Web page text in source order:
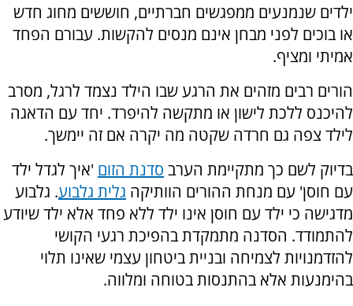
ילדים שנמנעים ממפגשים חברתיים, חוששים מחוג חדש
או בוכים לפני מבחן אינם מנסים להקשות. עבורם הפחד
אמיתי ומציף.
הורים רבים מזהים את הרגע שבו הילד נצמד לרגל, מסרב
להיכנס ללכת לישון או מתקשה להיפרד. יחד עם הדאגה
לילד צפה גם חרדה שקטה מה יקרה אם זה יימשך.
בדיוק לשם כך מתקיימת הערב סדנת הזום 'איך לגדל ילד
עם חוסן' עם מנחת ההורים הוותיקה גלית גלבוע. גלבוע
מדגישה כי ילד עם חוסן אינו ילד ללא פחד אלא ילד שיודע
להתמודד. הסדנה מתמקדת בהפיכת רגעי הקושי
להזדמנויות לצמיחה ובניית ביטחון עצמי שאינו תלוי
בהימנעות אלא בהתנסות בטוחה ומלווה.